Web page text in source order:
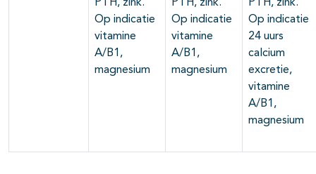
PTH, zink.
Op indicatie
vitamine
A/B1,
magnesium
PTH, zink.
Op indicatie
vitamine
A/B1,
magnesium
PTH, zink.
Op indicatie
24 uurs
calcium
excretie,
vitamine
A/B1,
magnesium